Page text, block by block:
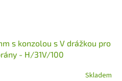
s konzolou s V drážkou pro
- H/31V/100
Skladem